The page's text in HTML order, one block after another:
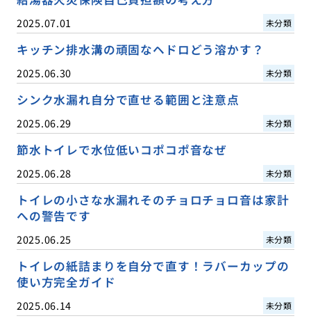
2025.07.01 未分類
キッチン排水溝の頑固なヘドロどう溶かす？
2025.06.30 未分類
シンク水漏れ自分で直せる範囲と注意点
2025.06.29 未分類
節水トイレで水位低いコポコポ音なぜ
2025.06.28 未分類
トイレの小さな水漏れそのチョロチョロ音は家計
への警告です
2025.06.25 未分類
トイレの紙詰まりを自分で直す！ラバーカップの
使い方完全ガイド
2025.06.14 未分類